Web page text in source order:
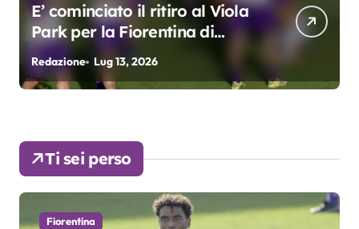
E’ cominciato il ritiro al Viola
Park per la Fiorentina di
Grosso
Redazione Lug 13, 2026
Ti sei perso
Fiorentina